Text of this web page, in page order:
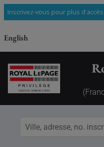
Inscrivez-vous pour plus d'accès
English